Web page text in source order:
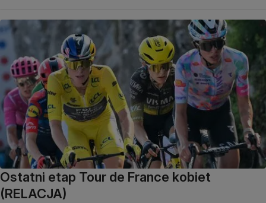
Ostatni etap Tour de France kobiet
(RELACJA)